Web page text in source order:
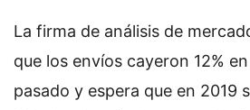
La firma de análisis de
que los envíos cayeron 12%
pasado y espera que en 2019